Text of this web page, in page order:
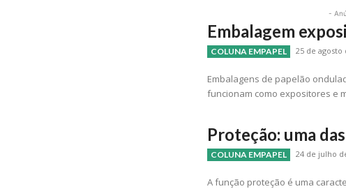
-
Embalagem
COLUNA EMPAPEL 25 de agosto
Embalagens de papelão
funcionam como expositores e
Proteção: uma
COLUNA EMPAPEL 24 de julho
A função proteção é uma